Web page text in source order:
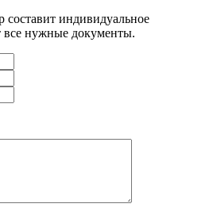
индивидуальное
нужные документы.